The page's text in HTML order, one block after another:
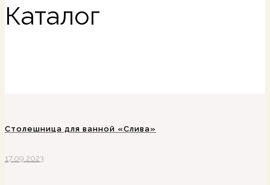
Каталог
Столешница для ванной «Слива»
17.09.2023